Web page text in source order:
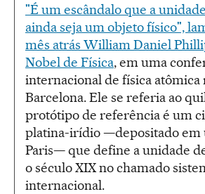
"É um escândalo que a
ainda seja um objeto físico",
mês atrás William Daniel
Nobel de Física, em uma
internacional de física atômica
Barcelona. Ele se referia ao
protótipo de referência é um
platina-irídio —depositado em
Paris— que define a unidade
o século XIX no chamado
internacional.